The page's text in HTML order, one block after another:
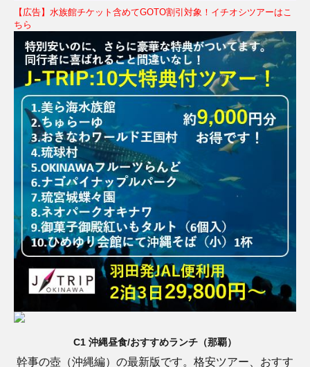
【広告】水族館チケット含めてGOTO割引対象！イチオシツアーはこ
ちら
C1 沖縄昼食/おすすめランチ（那覇）
幹事の壺（沖縄編）の最新版です。格安ツアー、おすす